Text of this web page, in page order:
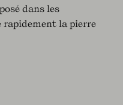
dans les
rapidement la pierre